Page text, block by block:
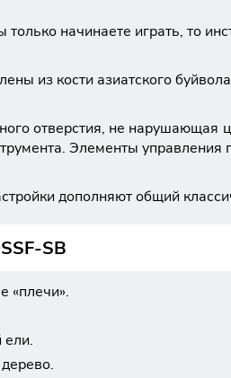
начинаете играть, то
из кости азиатского
отверстия, не нарушающая
Элементы
дополняют общий
SB
«плечи».
ели.